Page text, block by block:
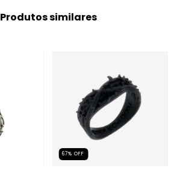
Produtos similares
67%OFF